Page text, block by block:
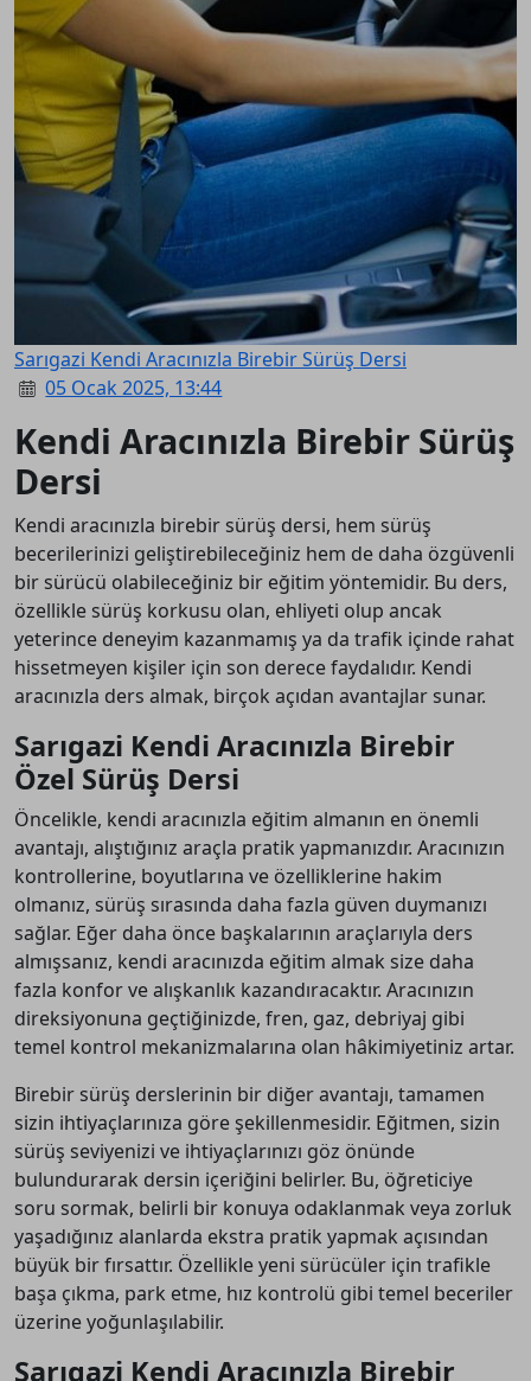
Sarıgazi Kendi Aracınızla Birebir Sürüş Dersi
05 Ocak 2025, 13:44
Kendi Aracınızla Birebir Sürüş
Dersi
Kendi aracınızla birebir sürüş dersi, hem sürüş
becerilerinizi geliştirebileceğiniz hem de daha özgüvenli
bir sürücü olabileceğiniz bir eğitim yöntemidir. Bu ders,
özellikle sürüş korkusu olan, ehliyeti olup ancak
yeterince deneyim kazanmamış ya da trafik içinde rahat
hissetmeyen kişiler için son derece faydalıdır. Kendi
aracınızla ders almak, birçok açıdan avantajlar sunar.
Sarıgazi Kendi Aracınızla Birebir
Özel Sürüş Dersi
Öncelikle, kendi aracınızla eğitim almanın en önemli
avantajı, alıştığınız araçla pratik yapmanızdır. Aracınızın
kontrollerine, boyutlarına ve özelliklerine hakim
olmanız, sürüş sırasında daha fazla güven duymanızı
sağlar. Eğer daha önce başkalarının araçlarıyla ders
almışsanız, kendi aracınızda eğitim almak size daha
fazla konfor ve alışkanlık kazandıracaktır. Aracınızın
direksiyonuna geçtiğinizde, fren, gaz, debriyaj gibi
temel kontrol mekanizmalarına olan hâkimiyetiniz artar.
Birebir sürüş derslerinin bir diğer avantajı, tamamen
sizin ihtiyaçlarınıza göre şekillenmesidir. Eğitmen, sizin
sürüş seviyenizi ve ihtiyaçlarınızı göz önünde
bulundurarak dersin içeriğini belirler. Bu, öğreticiye
soru sormak, belirli bir konuya odaklanmak veya zorluk
yaşadığınız alanlarda ekstra pratik yapmak açısından
büyük bir fırsattır. Özellikle yeni sürücüler için trafikle
başa çıkma, park etme, hız kontrolü gibi temel beceriler
üzerine yoğunlaşılabilir.
Sarıgazi Kendi Aracınızla Birebir